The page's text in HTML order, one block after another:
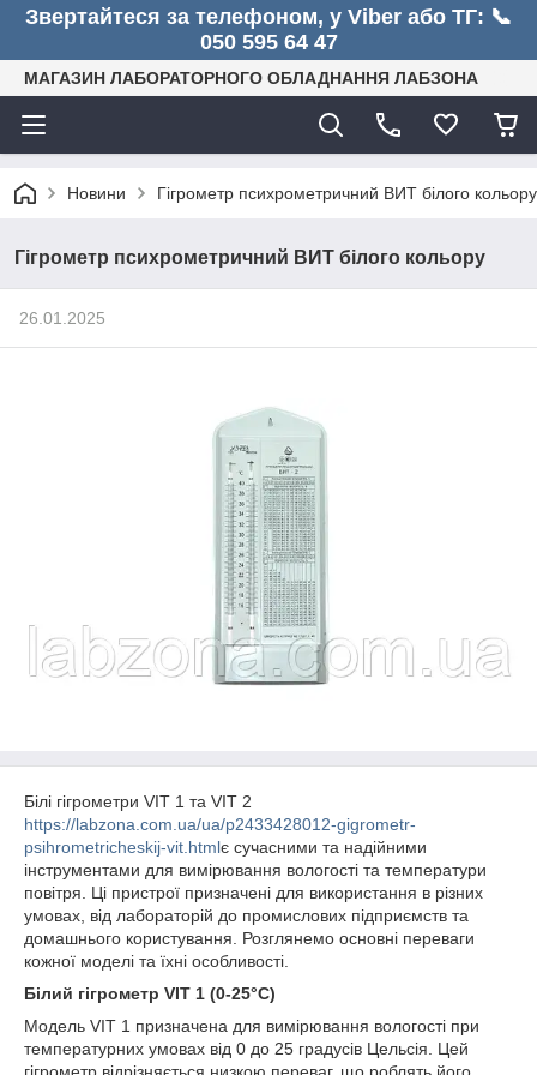
Звертайтеся за телефоном, у Viber або ТГ: 📞
050 595 64 47
МАГАЗИН ЛАБОРАТОРНОГО ОБЛАДНАННЯ ЛАБЗОНА
Новини Гігрометр психрометричний ВИТ білого кольору
Гігрометр психрометричний ВИТ білого кольору
26.01.2025
Білі гігрометри VIT 1 та VIT 2
https://labzona.com.ua/ua/p2433428012-gigrometr-
psihrometricheskij-vit.htmlє сучасними та надійними
інструментами для вимірювання вологості та температури
повітря. Ці пристрої призначені для використання в різних
умовах, від лабораторій до промислових підприємств та
домашнього користування. Розглянемо основні переваги
кожної моделі та їхні особливості.
Білий гігрометр VIT 1 (0-25°C)
Модель VIT 1 призначена для вимірювання вологості при
температурних умовах від 0 до 25 градусів Цельсія. Цей